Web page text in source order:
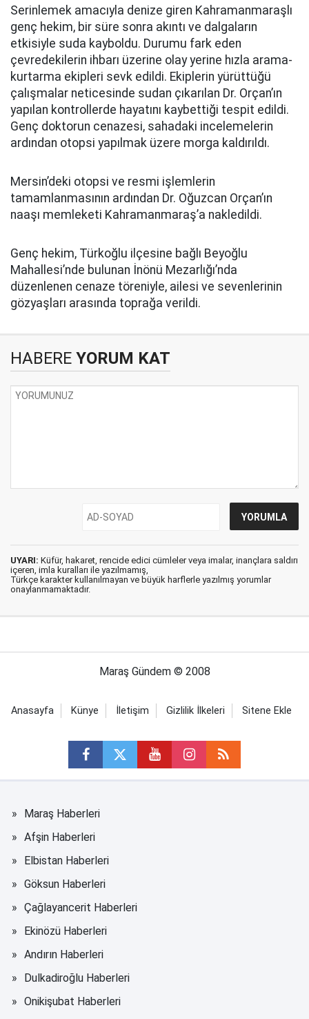
Serinlemek amacıyla denize giren Kahramanmaraşlı
genç hekim, bir süre sonra akıntı ve dalgaların
etkisiyle suda kayboldu. Durumu fark eden
çevredekilerin ihbarı üzerine olay yerine hızla arama-
kurtarma ekipleri sevk edildi. Ekiplerin yürüttüğü
çalışmalar neticesinde sudan çıkarılan Dr. Orçan’ın
yapılan kontrollerde hayatını kaybettiği tespit edildi.
Genç doktorun cenazesi, sahadaki incelemelerin
ardından otopsi yapılmak üzere morga kaldırıldı.
Mersin’deki otopsi ve resmi işlemlerin
tamamlanmasının ardından Dr. Oğuzcan Orçan’ın
naaşı memleketi Kahramanmaraş’a nakledildi.
Genç hekim, Türkoğlu ilçesine bağlı Beyoğlu
Mahallesi’nde bulunan İnönü Mezarlığı’nda
düzenlenen cenaze töreniyle, ailesi ve sevenlerinin
gözyaşları arasında toprağa verildi.
HABERE YORUM KAT
UYARI: Küfür, hakaret, rencide edici cümleler veya imalar, inançlara saldırı
içeren, imla kuralları ile yazılmamış,
Türkçe karakter kullanılmayan ve büyük harflerle yazılmış yorumlar
onaylanmamaktadır.
Maraş Gündem © 2008
Anasayfa Künye İletişim Gizlilik İlkeleri Sitene Ekle
Maraş Haberleri
Afşin Haberleri
Elbistan Haberleri
Göksun Haberleri
Çağlayancerit Haberleri
Ekinözü Haberleri
Andırın Haberleri
Dulkadiroğlu Haberleri
Onikişubat Haberleri